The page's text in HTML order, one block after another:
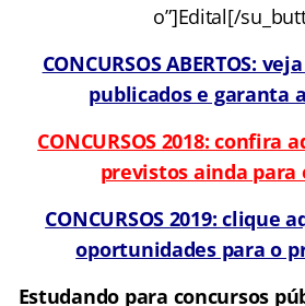
o”]Edital[/
CONCURSOS ABERTOS:
publicados e garanta
CONCURSOS 2018: confira
previstos ainda para
CONCURSOS 2019: clique
oportunidades para o
Estudando para concursos